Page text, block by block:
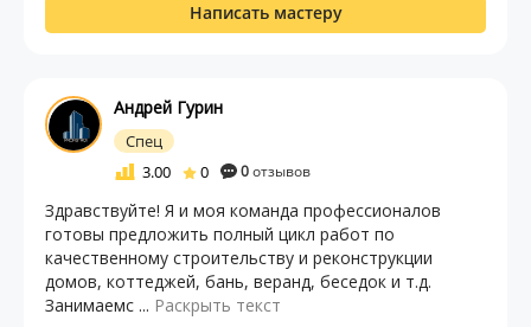
Написать мастеру
Андрей Гурин
Спец
3.00
0 0отзывов
Здравствуйте! Я и моя команда профессионалов
готовы предложить полный цикл работ по
качественному строительству и реконструкции
домов, коттеджей, бань, веранд, беседок и т.д.
Занимаемс ... Раскрыть текст